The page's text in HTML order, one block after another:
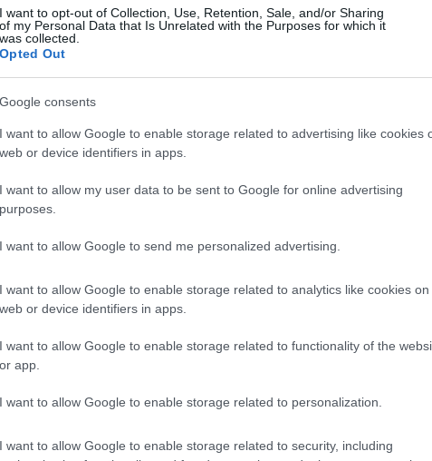
I want to opt-out of Collection, Use, Retention, Sale, and/or Sharing
of my Personal Data that Is Unrelated with the Purposes for which it
was collected.
Opted Out
Google consents
I want to allow Google to enable storage related to advertising like cookies
web or device identifiers in apps.
I want to allow my user data to be sent to Google for online advertising
purposes.
I want to allow Google to send me personalized advertising.
I want to allow Google to enable storage related to analytics like cookies on
web or device identifiers in apps.
I want to allow Google to enable storage related to functionality of the
or app.
I want to allow Google to enable storage related to personalization.
I want to allow Google to enable storage related to security, including
odigral golgeter kluba
prejem pokala za prvaka Habeco Super lige, s katerim
Ob 18.00 si boste lahko skupaj na velikem platnu